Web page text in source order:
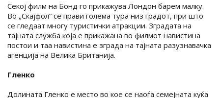
Секој филм на Бонд го прикажува Лондон барем малку.
Во „Скајфол“ се прави голема тура низ градот, при што
се гледаат многу туристички атракции. Зградата на
тајната служба која е прикажана во филмот навистина
постои и таа навистина е зграда на тајната разузнавачка
агенција на Велика Британија.
Гленко
Долината Гленко е место во кое се наоѓа семејната куќа